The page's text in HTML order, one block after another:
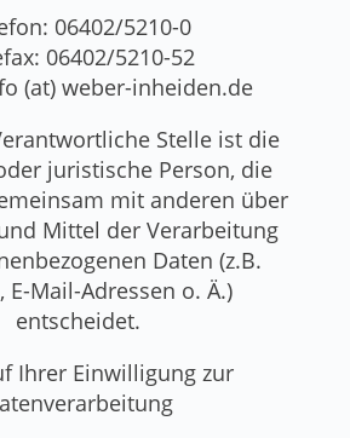
06402/5210-0
06402/5210-52
(at) weber-inheiden.de
Stelle ist die
juristische Person, die
mit anderen über
Mittel der Verarbeitung
Daten (z.B.
E-Mail-Adressen o. Ä.)
entscheidet.
Ihrer Einwilligung zur